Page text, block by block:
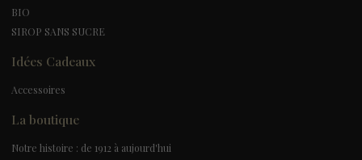
BIO
SIROP SANS SUCRE
Idées Cadeaux
Accessoires
La boutique
Notre histoire : de 1912 à aujourd'hui